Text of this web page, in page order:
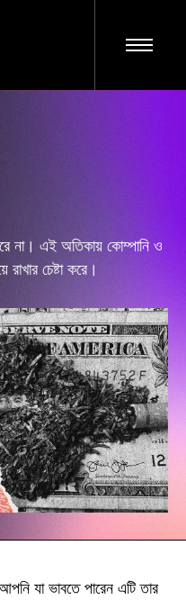
না। এই অতিকায় কোম্পানি ও
চেষ্টা করে।
যা ভাবতে পারেন এটি তার